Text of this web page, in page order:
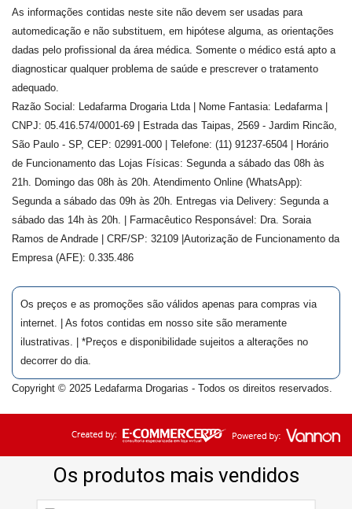
As informações contidas neste site não devem ser usadas para
automedicação e não substituem, em hipótese alguma, as orientações
dadas pelo profissional da área médica. Somente o médico está apto a
diagnosticar qualquer problema de saúde e prescrever o tratamento
adequado.
Razão Social: Ledafarma Drogaria Ltda | Nome Fantasia: Ledafarma |
CNPJ: 05.416.574/0001-69 | Estrada das Taipas, 2569 - Jardim Rincão,
São Paulo - SP, CEP: 02991-000 | Telefone: (11) 91237-6504 | Horário
de Funcionamento das Lojas Físicas: Segunda a sábado das 08h às
21h. Domingo das 08h às 20h. Atendimento Online (WhatsApp):
Segunda a sábado das 09h às 20h. Entregas via Delivery: Segunda a
sábado das 14h às 20h. | Farmacêutico Responsável: Dra. Soraia
Ramos de Andrade
| CRF/SP: 32109 |Autorização de Funcionamento da
Empresa (AFE): 0.335.486
Os preços e as promoções são válidos apenas para compras via
internet. | As fotos contidas em nosso site são meramente
ilustrativas. | *Preços e disponibilidade sujeitos a alterações no
decorrer do dia.
Copyright © 2025 Ledafarma Drogarias - Todos os direitos reservados.